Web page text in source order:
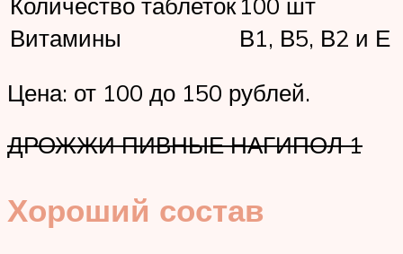
Витамины
В1, В5, В2 и Е
Цена: от 100 до 150 рублей.
ДРОЖЖИ ПИВНЫЕ НАГИПОЛ 1
Хороший состав